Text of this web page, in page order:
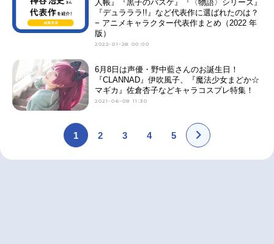
人帳』『黒子のバスケ』『〈物語〉シリーズ』
『デュラララ!!』など代表作に選ばれたのは？
− アニメキャラクター代表作まとめ（2022 年
版）
2022-01-28 00:00
6月8日は声優・野中藍さんのお誕生日！
『CLANNAD』伊吹風子、『魔法少女まどか☆
マギカ』佐倉杏子などキャラコスプレ特集！
2021-06-08 11:30
1 2 3 4 5